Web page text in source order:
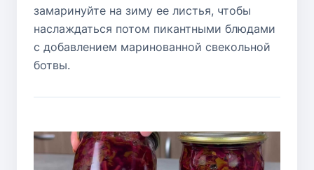
замаринуйте на зиму ее листья, чтобы
наслаждаться потом пикантными блюдами
с добавлением маринованной свекольной
ботвы.